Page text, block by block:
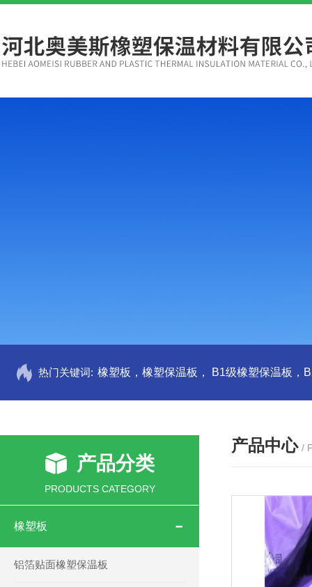
热门关键词:
产品分类
PRODUCTS CATEGORY
橡塑板
铝箔贴面橡塑保温板
产品中心 /